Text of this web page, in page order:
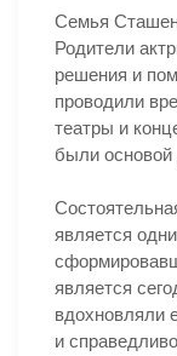
Семья
Родители
решения и
проводили
театры и
были
является
является
вдохновляли
и